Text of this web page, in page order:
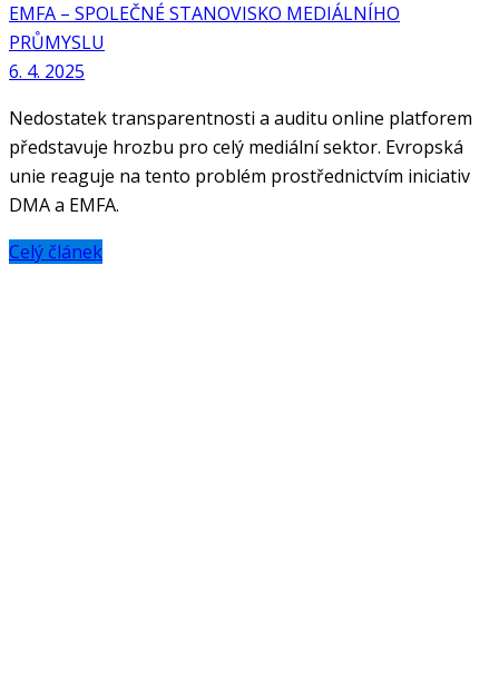
EMFA – SPOLEČNÉ STANOVISKO MEDIÁLNÍHO
PRŮMYSLU
6. 4. 2025
Nedostatek transparentnosti a auditu online platforem
představuje hrozbu pro celý mediální sektor. Evropská
unie reaguje na tento problém prostřednictvím iniciativ
DMA a EMFA.
Celý článek